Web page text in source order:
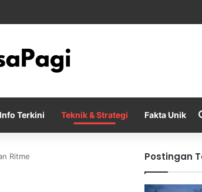
Rodri
Info Terkini Teknik & Strategi Fakta Unik
Ritme Postingan